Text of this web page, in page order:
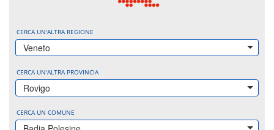
CERCA UN'ALTRA REGIONE
Veneto
CERCA UN'ALTRA PROVINCIA
Rovigo
CERCA UN COMUNE